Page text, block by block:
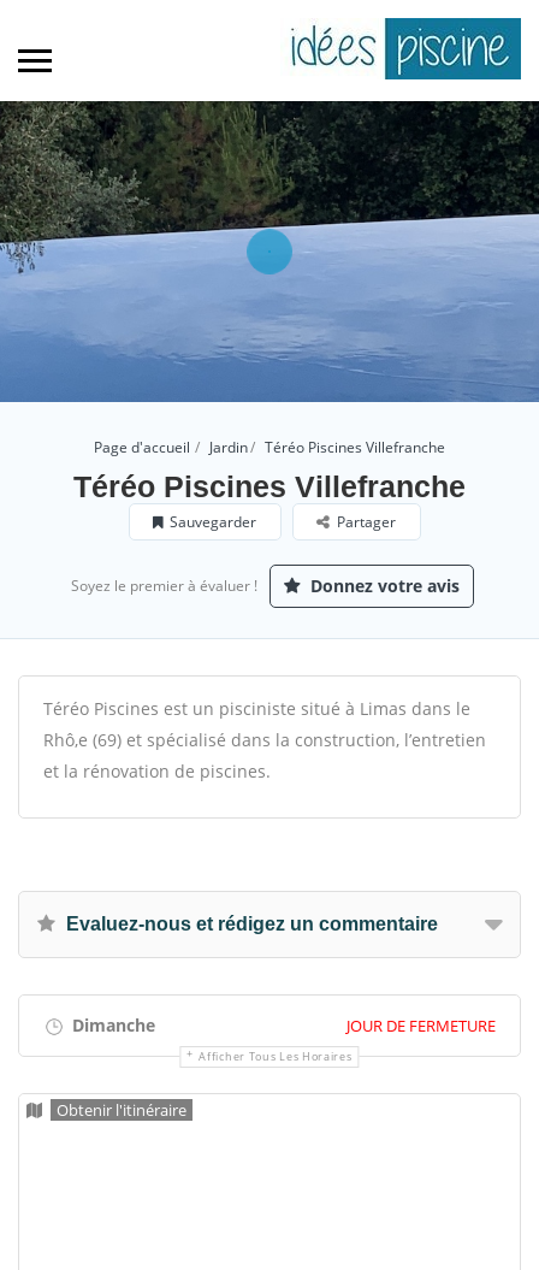
Page d'accueil Jardin Téréo Piscines Villefranche
Téréo Piscines Villefranche
Sauvegarder Partager
Soyez le premier à évaluer ! Donnez votre avis
Téréo Piscines est un pisciniste situé à Limas dans le
Rhô,e (69) et spécialisé dans la construction, l’entretien
et la rénovation de piscines.
Evaluez-nous et rédigez un commentaire
Dimanche JOUR DE FERMETURE
Afficher Tous Les Horaires
Obtenir l'itinéraire